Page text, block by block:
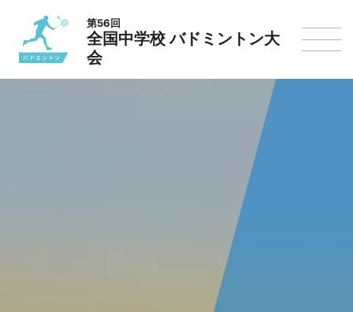
第56回
全国中学校 バドミントン大
会